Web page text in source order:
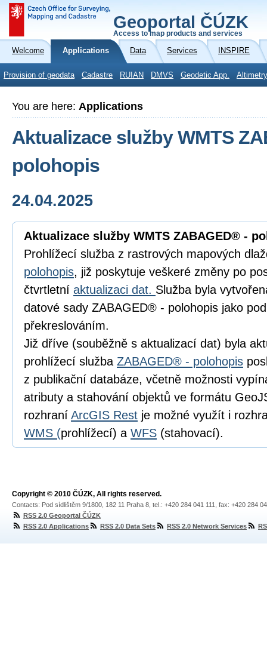
Geoportal ČÚZK
Access to map products and services
Welcome Applications Data Services INSPIRE
Provision of geodata Cadastre RUIAN DMVS Geodetic App.
You are here: Applications
Aktualizace služby WMTS
polohopis
24.04.2025
Aktualizace služby WMTS ZABAGED® -
Prohlížecí služba z rastrových mapových
polohopis, již poskytuje veškeré změny po
čtvrtletní aktualizaci dat. Služba byla
datové sady ZABAGED® - polohopis jako
překreslováním.
Již dříve (souběžně s aktualizací dat) byla
prohlížecí služba ZABAGED® - polohopis
z publikační databáze, včetně možnosti
atributy a stahování objektů ve formátu
rozhraní ArcGIS Rest je možné využít i
WMS (prohlížecí) a WFS (stahovací).
Copyright © 2010 ČÚZK, All rights reserved.
Contacts: Pod sídlištěm 9/1800, 182 11 Praha 8, tel.: +420 284 041 111, fax: +420 284
RSS 2.0 Geoportal ČÚZK
RSS 2.0 Applications
RSS 2.0 Data Sets RSS 2.0 Network Services